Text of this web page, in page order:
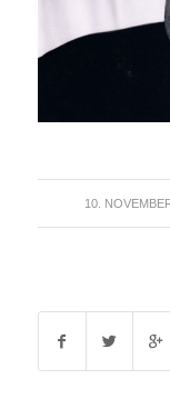
10. /